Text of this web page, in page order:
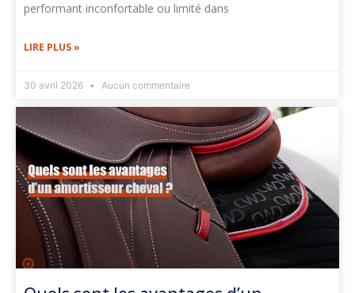
performant inconfortable ou limité dans
LIRE PLUS »
30 avril 2026 Aucun commentaire